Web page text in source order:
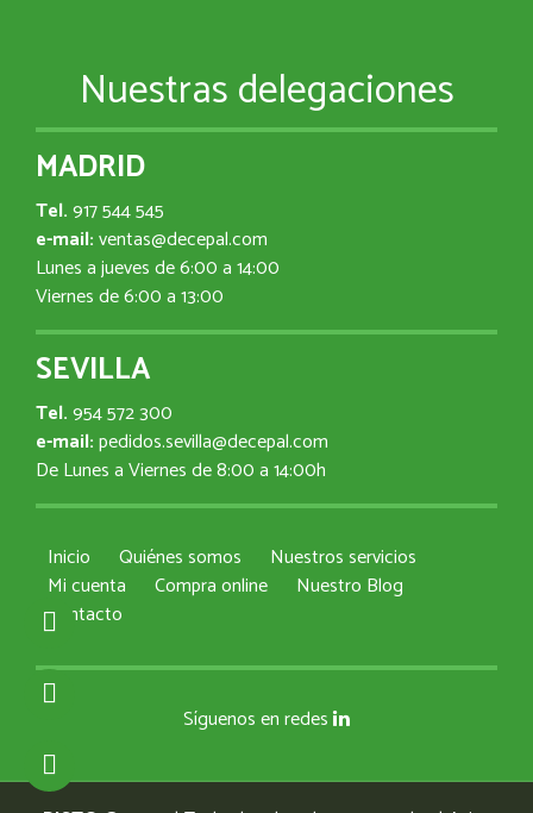
Nuestras delegaciones
MADRID
Tel.917 544 545
e-mail:ventas@decepal.com
Lunes a jueves de 6:00 a 14:00
Viernes de 6:00 a 13:00
SEVILLA
Tel.954 572 300
e-mail:pedidos.sevilla@decepal.com
De Lunes a Viernes de 8:00 a 14:00h
Inicio Quiénes somos
Nuestros servicios
Mi cuenta
Compra online
Nuestro Blog
Contacto
Síguenos en redes